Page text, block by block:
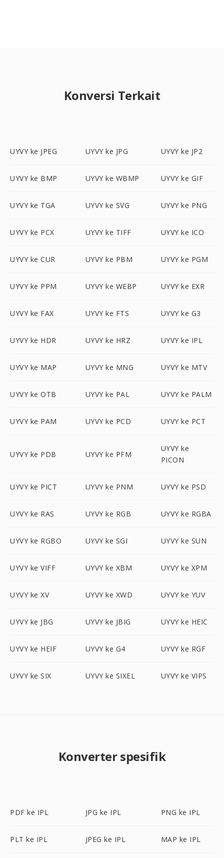
Konversi Terkait
UYVY ke JPEG UYVY ke JPG UYVY ke JP2
UYVY ke BMP UYVY ke WBMP UYVY ke GIF
UYVY ke TGA UYVY ke SVG UYVY ke PNG
UYVY ke PCX UYVY ke TIFF UYVY ke ICO
UYVY ke CUR UYVY ke PBM UYVY ke PGM
UYVY ke PPM UYVY ke WEBP UYVY ke EXR
UYVY ke FAX UYVY ke FTS UYVY ke G3
UYVY ke HDR UYVY ke HRZ UYVY ke IPL
UYVY ke MAP UYVY ke MNG UYVY ke MTV
UYVY ke OTB UYVY ke PAL UYVY ke PALM
UYVY ke PAM UYVY ke PCD UYVY ke PCT
UYVY ke PDB UYVY ke PFM
UYVY ke
PICON
UYVY ke PICT UYVY ke PNM UYVY ke PSD
UYVY ke RAS UYVY ke RGB UYVY ke RGBA
UYVY ke RGBO UYVY ke SGI UYVY ke SUN
UYVY ke VIFF UYVY ke XBM UYVY ke XPM
UYVY ke XV UYVY ke XWD UYVY ke YUV
UYVY ke JBG UYVY ke JBIG UYVY ke HEIC
UYVY ke HEIF UYVY ke G4 UYVY ke RGF
UYVY ke SIX UYVY ke SIXEL UYVY ke VIPS
Konverter spesifik
PDF ke IPL JPG ke IPL PNG ke IPL
PLT ke IPL JPEG ke IPL MAP ke IPL